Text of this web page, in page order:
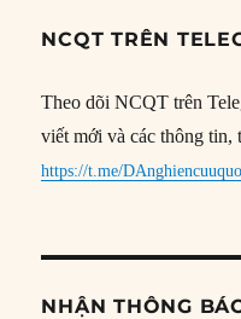
NCQT TRÊN
Theo dõi NCQT trên
viết mới và các thông
https://t.me/
NHẬN THÔNG